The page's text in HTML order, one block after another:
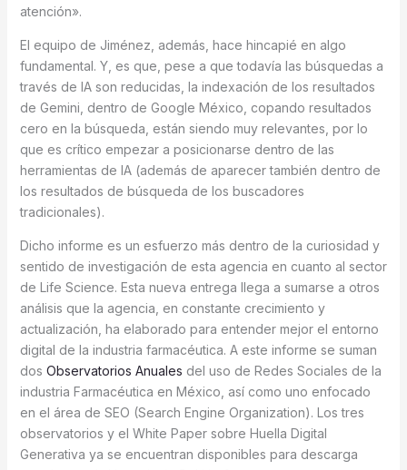
atención».
El equipo de Jiménez, además, hace hincapié en algo
fundamental. Y, es que, pese a que todavía las búsquedas a
través de IA son reducidas, la indexación de los resultados
de Gemini, dentro de Google México, copando resultados
cero en la búsqueda, están siendo muy relevantes, por lo
que es crítico empezar a posicionarse dentro de las
herramientas de IA (además de aparecer también dentro de
los resultados de búsqueda de los buscadores
tradicionales).
Dicho informe es un esfuerzo más dentro de la curiosidad y
sentido de investigación de esta agencia en cuanto al sector
de Life Science. Esta nueva entrega llega a sumarse a otros
análisis que la agencia, en constante crecimiento y
actualización, ha elaborado para entender mejor el entorno
digital de la industria farmacéutica. A este informe se suman
dos Observatorios Anuales del uso de Redes Sociales de la
industria Farmacéutica en México, así como uno enfocado
en el área de SEO (Search Engine Organization). Los tres
observatorios y el White Paper sobre Huella Digital
Generativa ya se encuentran disponibles para descarga